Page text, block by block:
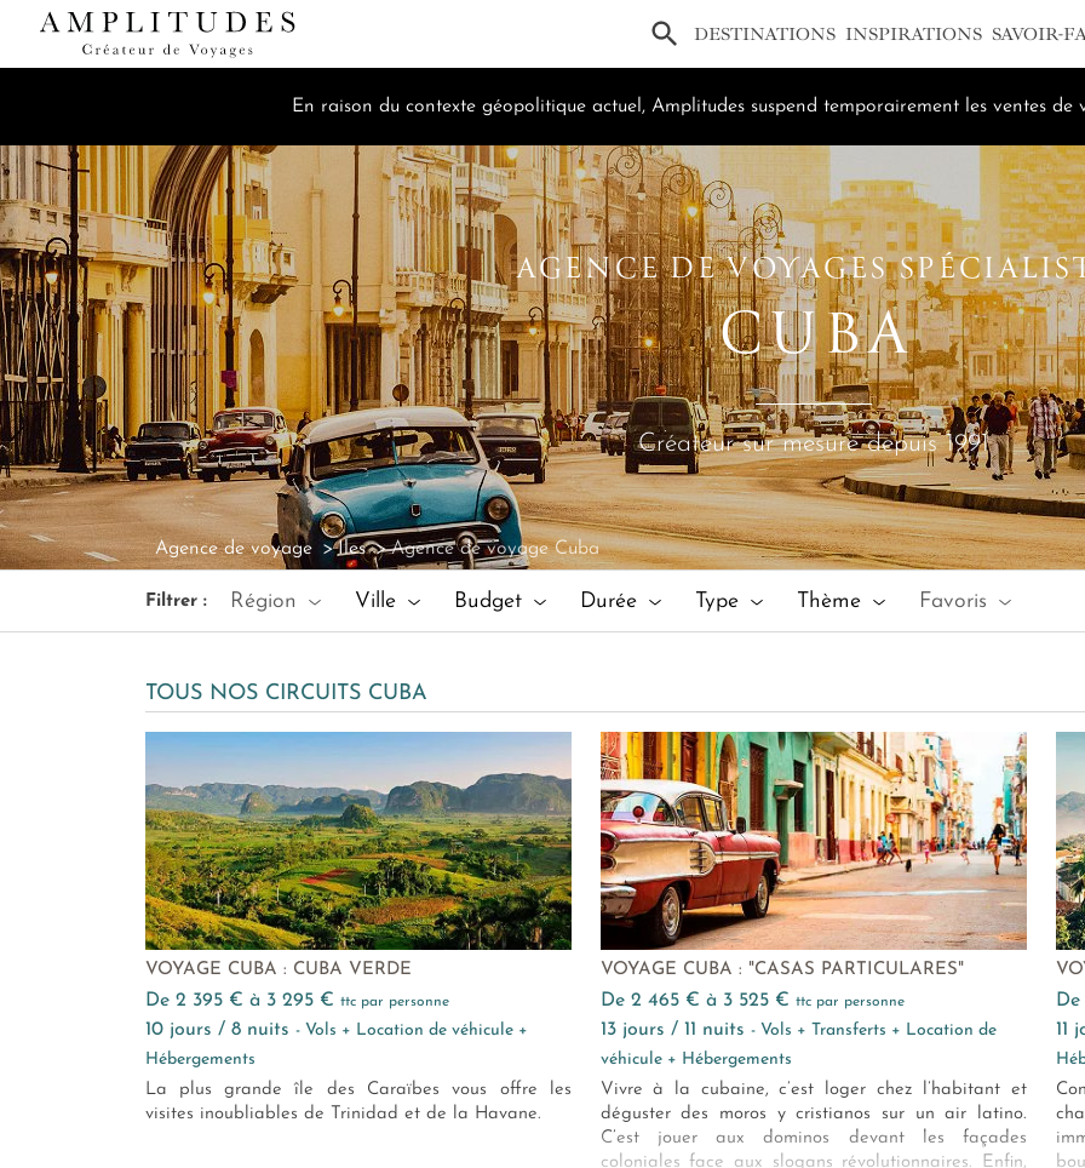
× DESTINATIONS INSPIRATIONS SAVOIR-
En raison du contexte géopolitique actuel, Amplitudes suspend temporairement les ventes de
AGENCE DE VOYAGES
CUBA
Créateur sur mesure depuis 1991
Agence de voyage Iles Agence de voyage Cuba
Filtrer : Région Ville Budget Durée Type Thème Favoris
TOUS NOS CIRCUITS CUBA
VOYAGE CUBA : CUBA VERDE
de 2 395 € à 3 295 € ttc par personne
10 jours / 8 nuits - Vols + Location de véhicule +
Hébergements
La plus grande île des Caraïbes vous offre les
visites inoubliables de Trinidad et de la Havane.
VOYAGE CUBA : "CASAS PARTICULARES"
de 2 465 € à 3 525 € ttc par personne
13 jours / 11 nuits - Vols + Transferts + Location de
véhicule + Hébergements
Vivre à la cubaine, c’est loger chez l’habitant et
déguster des moros y cristianos sur un air latino.
C’est jouer aux dominos devant les façades
coloniales face aux slogans révolutionnaires. Enfin,